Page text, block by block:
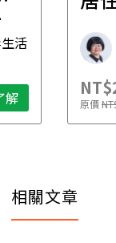
活
解 原價
相關文章